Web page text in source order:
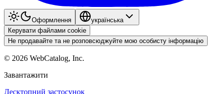
Оформлення
українська
Керувати файлами cookie
Не продавайте та не розповсюджуйте мою особисту інформацію
© 2026 WebCatalog, Inc.
Завантажити
Десктопний застосунок